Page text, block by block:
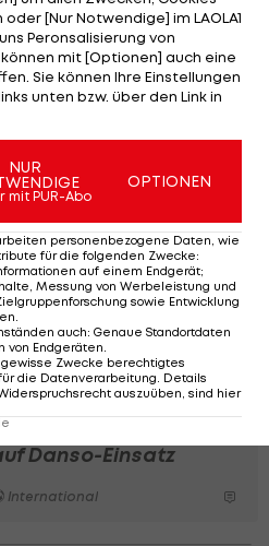
gleich. Marseille schlug
0:2 , 0:1
8' Thilo Kehrer
25' Vanderson
89' Denis Zakaria
LIVE-SPIELFELD
Lens verzichtet
Danso-Einsatz
International
[Nur Notwendige] im LAOLA1
Peronsalisierung von
mit [Optionen] auch eine
Sie können Ihre Einstellungen
unten bzw. über den Link in
NUR
mit PUR-Abo
OPTIONEN
personenbezogene Daten, wie
für die folgenden Zwecke:
auf einem Endgerät;
Messung von Werbeleistung und
sowie Entwicklung
.
auch: Genaue Standortdaten
von Endgeräten.
Zwecke berechtigtes
die Datenverarbeitung. Details
auszuüben, sind hier